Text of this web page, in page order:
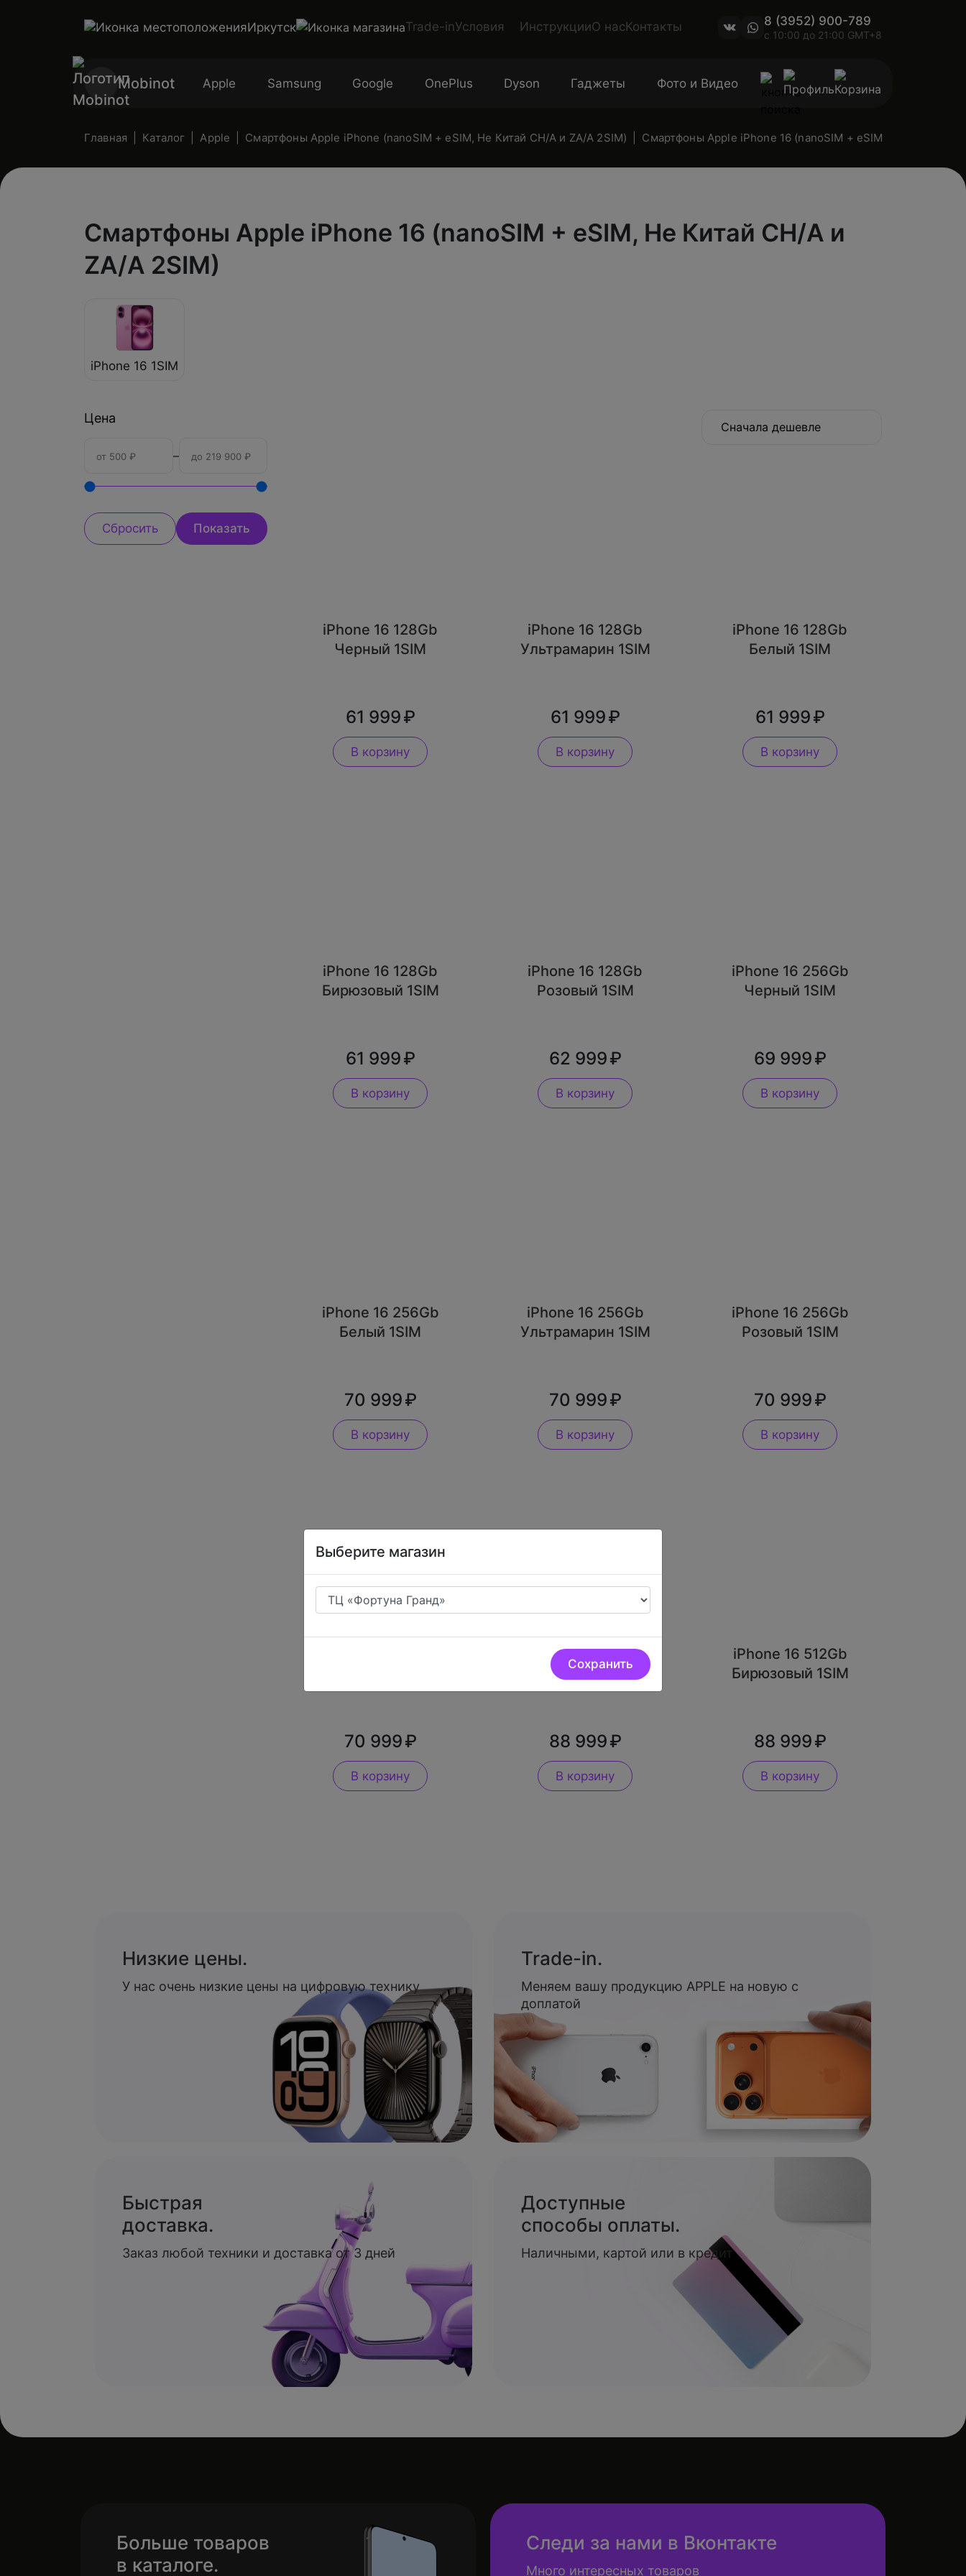
Иркутск Trade-inУсловия ИнструкцииО насКонтакты 8 (3952) 900-789
с 10:00 до 21:00 GMT+8
Mobinot Apple Samsung Google OnePlus Dyson Гаджеты Фото и Видео
Главная Каталог Apple Смартфоны Apple iPhone (nanoSIM + eSIM, Не Китай CH/A и ZA/A 2SIM) Смартфоны Apple iPhone 16 (nanoSIM + eSIM, Не Китай CH/
Выберите магазин
Сохранить
Смартфоны Apple iPhone 16 (nanoSIM + eSIM, Не Китай CH/A и
ZA/A 2SIM)
iPhone 16 1SIM
Цена
–
Сначала дешевле
iPhone 16 128Gb
Черный 1SIM
61 999
В корзину
iPhone 16 128Gb
Ультрамарин 1SIM
61 999
В корзину
iPhone 16 128Gb
Белый 1SIM
61 999
В корзину
iPhone 16 128Gb
Бирюзовый 1SIM
61 999
В корзину
iPhone 16 128Gb
Розовый 1SIM
62 999
В корзину
iPhone 16 256Gb
Черный 1SIM
69 999
В корзину
iPhone 16 256Gb
Белый 1SIM
70 999
В корзину
iPhone 16 256Gb
Ультрамарин 1SIM
70 999
В корзину
iPhone 16 256Gb
Розовый 1SIM
70 999
В корзину
70 999
В корзину
iPhone 16 512Gb
Белый 1SIM
88 999
В корзину
iPhone 16 512Gb
Бирюзовый 1SIM
88 999
В корзину
Низкие цены.
У нас очень низкие цены на цифровую технику
Trade-in.
Меняем вашу продукцию APPLE на новую с
доплатой
Быстрая
доставка.
Заказ любой техники и доставка от 3 дней
Доступные
способы оплаты.
Наличными, картой или в кредит
Больше товаров
в каталоге.
Следи за нами в Вконтакте
Много интересных товаров